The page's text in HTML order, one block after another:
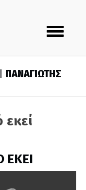
Toggle
navigation
ΠΑΝΑΓΙΩΤΗΣ
ΕΚΕΙ